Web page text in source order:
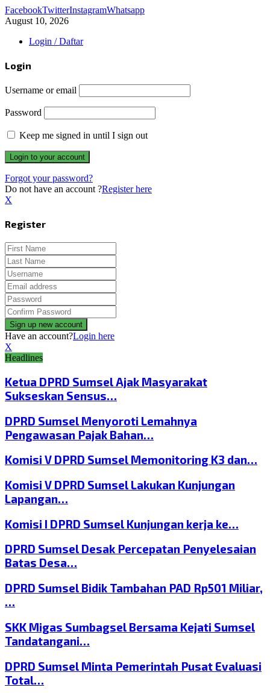
FacebookTwitterInstagramWhatsapp
August 10, 2026
Login / Daftar
Login
Username or email
Password
Keep me signed in until I sign out
Forgot your password?
Do not have an account ?Register here
X
Register
Have an account?Login here
X
Headlines
Ketua DPRD Sumsel Ajak Masyarakat
Sukseskan Sensus…
DPRD Sumsel Menyoroti Lemahnya
Pengawasan Pajak Bahan…
Komisi V DPRD Sumsel Memonitoring K3 dan…
Komisi V DPRD Sumsel Lakukan Kunjungan
Lapangan…
Komisi I DPRD Sumsel Kunjungan kerja ke…
DPRD Sumsel Desak Percepatan Penyelesaian
Batas Desa…
DPRD Sumsel Bidik Tambahan PAD Rp501 Miliar,
…
SKK Migas Sumbagsel Bersama Kejati Sumsel
Tandatangani…
DPRD Sumsel Minta Pemerintah Pusat Evaluasi
Total…